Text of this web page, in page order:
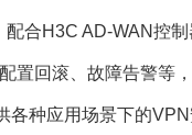
合H3C AD-WAN控
置回滚、故障告警等
种应用场景下的VPN